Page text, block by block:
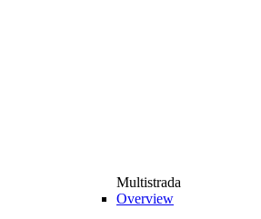
Multistrada
Overview